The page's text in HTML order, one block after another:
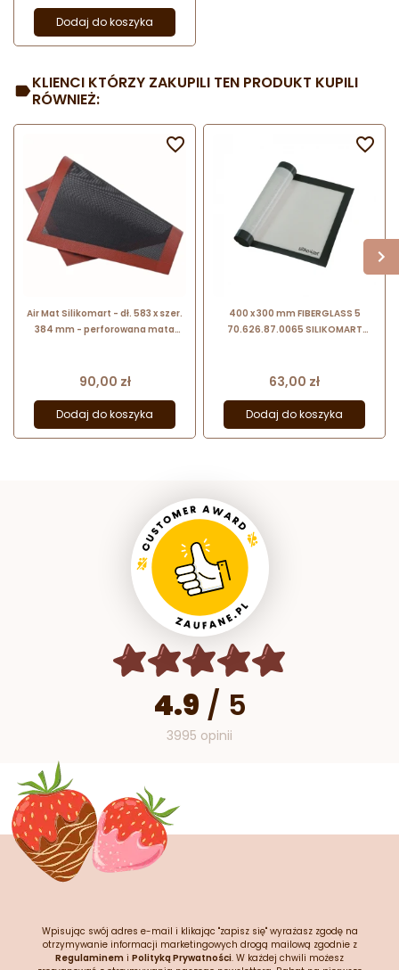
Dodaj do koszyka
KLIENCI KTÓRZY ZAKUPILI TEN PRODUKT KUPILI
RÓWNIEŻ:
Air Mat Silikomart - dł. 583 x szer.
384 mm - perforowana mata
Cena
90,00 zł
Dodaj do koszyka

400 x 300 mm FIBERGLASS 5
70.626.87.0065 SILIKOMART
Cena
63,00 zł
Dodaj do koszyka

4.9 / 5
3995 opinii
Wpisując swój adres e-mail i klikając "zapisz się" wyrażasz zgodę na
otrzymywanie informacji marketingowych drogą mailową zgodnie z
Regulaminem i Polityką Prywatności. W każdej chwili możesz